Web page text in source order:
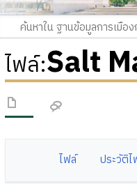
ไฟล์:Salt
ไฟล์ ประวัติ